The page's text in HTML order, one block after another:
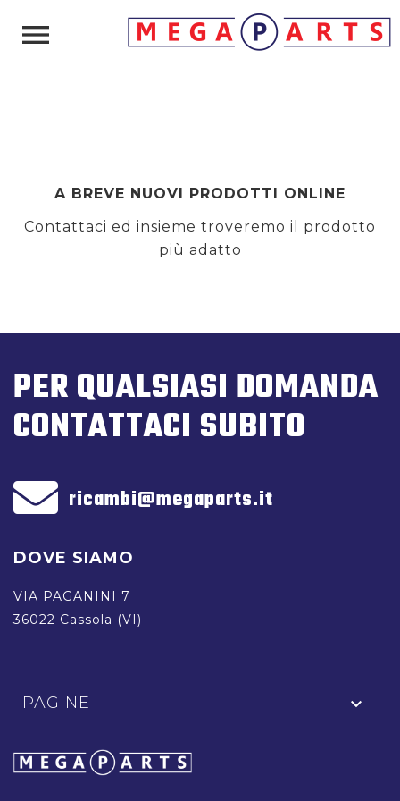

A BREVE NUOVI PRODOTTI ONLINE
Contattaci ed insieme troveremo il prodotto
più adatto
PER QUALSIASI DOMANDA
CONTATTACI SUBITO
ricambi@megaparts.it
DOVE SIAMO
VIA PAGANINI 7
36022 Cassola (VI)
PAGINE 